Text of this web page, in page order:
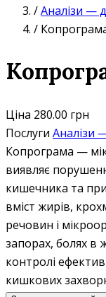
/Аналізи —
/
Ціна 280.00 грн
Послуги Аналізи
Копрограма —
виявляє
кишечника та
вміст жирів,
речовин і
запорах, болях в
контролі
кишкових